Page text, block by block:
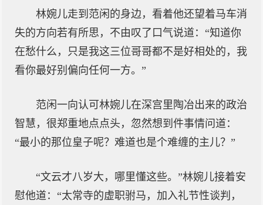
林婉儿走到范闲的身边，看着他还望着马车消
失的方向若有所思，不由叹了口气说道：“知道你
在愁什么，只是我这三位哥哥都不是好相处的，我
看你最好别偏向任何一方。”
范闲一向认可林婉儿在深宫里陶冶出来的政治
智慧，很郑重地点点头，忽然想到件事情问道：
“最小的那位皇子呢？难道也是个难缠的主儿？”
“文云才八岁大，哪里懂这些。”林婉儿接着安
慰他道：“太常寺的虚职驸马，加入礼节性谈判，